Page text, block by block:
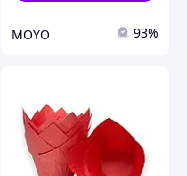
MOYO 93%